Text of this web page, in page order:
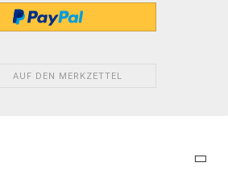
AUF DEN MERKZETTEL